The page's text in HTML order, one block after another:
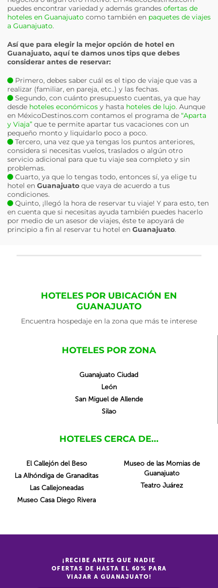
puedes encontrar variedad y además grandes ofertas de
hoteles en Guanajuato como también en paquetes de viajes
a Guanajuato.
Así que para elegir la mejor opción de hotel en
Guanajuato, aquí te damos unos tips que debes
considerar antes de reservar:
Primero, debes saber cuál es el tipo de viaje que vas a
realizar (familiar, en pareja, etc..) y las fechas.
Segundo, con cuánto presupuesto cuentas, ya que hay
desde hoteles económicos y hasta hoteles de lujo. Aunque
en MéxicoDestinos.com contamos el programa de “Aparta
y Viaja” que te permite apartar tus vacaciones con un
pequeño monto y liquidarlo poco a poco.
Tercero, una vez que ya tengas los puntos anteriores,
considera si necesitas vuelos, traslados o algún otro
servicio adicional para que tu viaje sea completo y sin
problemas.
Cuarto, ya que lo tengas todo, entonces sí, ya elige tu
hotel en Guanajuato que vaya de acuerdo a tus
condiciones.
Quinto, ¡llegó la hora de reservar tu viaje! Y para esto, ten
en cuenta que si necesitas ayuda también puedes hacerlo
por medio de un asesor de viajes, éste te apoyará de
principio a fin al reservar tu hotel en Guanajuato.
HOTELES POR UBICACIÓN EN
GUANAJUATO
Encuentra hospedaje en la zona que más te interese
HOTELES POR ZONA
Guanajuato Ciudad
León
San Miguel de Allende
Silao
HOTELES CERCA DE...
El Callejón del Beso
La Alhóndiga de Granaditas
Las Callejoneadas
Museo Casa Diego Rivera
Museo de las Momias de
Guanajuato
Teatro Juárez
¡RECIBE ANTES QUE NADIE
OFERTAS DE HASTA EL 60% PARA
VIAJAR A GUANAJUATO!